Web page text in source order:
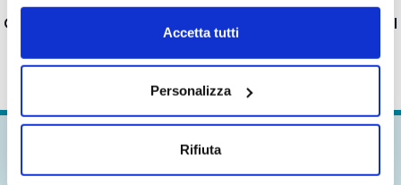
in cui avete effettuato le vostre scelte. È possibile
modificare o revocare il proprio consenso in qualsiasi
momento dalla Dichiarazione sui cookie o facendo clic
Con il tuo consenso, vorremmo anche:
raccogliere informazioni sulla tua posizione
Accetta tutti
Personalizza
Rifiuta
OPERATORE/OPERATRICE CONDUZIONE IMPIANTI DI
POTABILIZZAZIONE